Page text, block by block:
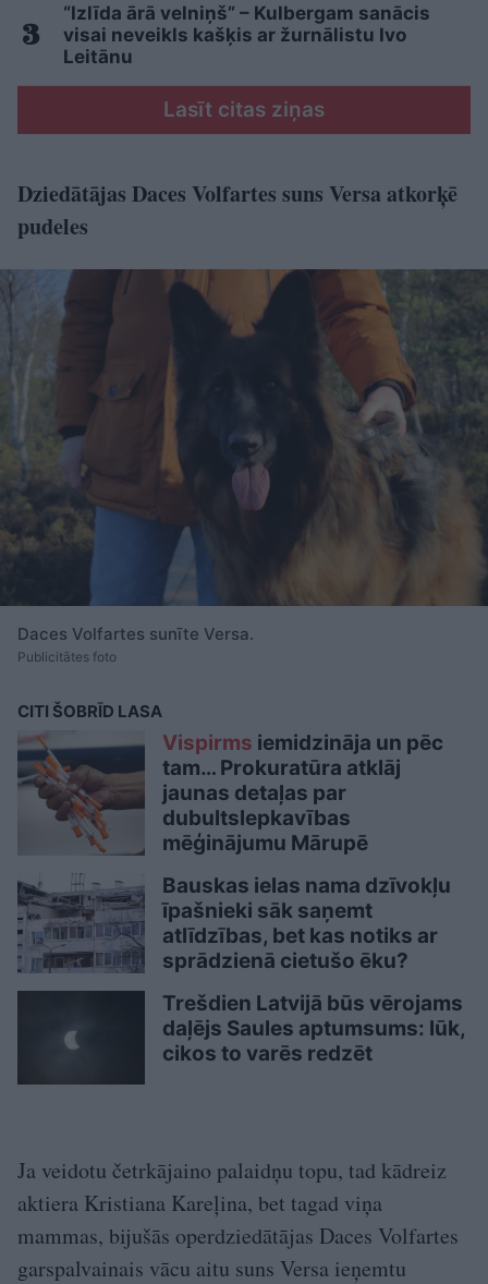
“Izlīda ārā velniņš” – Kulbergam sanācis
visai neveikls kašķis ar žurnālistu Ivo
Leitānu
Lasīt citas ziņas
Dziedātājas Daces Volfartes suns Versa atkorķē
pudeles
Daces Volfartes sunīte Versa.
Publicitātes foto
CITI ŠOBRĪD LASA
Vispirms iemidzināja un pēc
tam… Prokuratūra atklāj
jaunas detaļas par
dubultslepkavības
mēģinājumu Mārupē
Bauskas ielas nama dzīvokļu
īpašnieki sāk saņemt
atlīdzības, bet kas notiks ar
sprādzienā cietušo ēku?
Trešdien Latvijā būs vērojams
daļējs Saules aptumsums: lūk,
cikos to varēs redzēt
Ja veidotu četrkājaino palaidņu topu, tad kādreiz
aktiera Kristiana Kareļina, bet tagad viņa
mammas, bijušās operdziedātājas Daces Volfartes
garspalvainais vācu aitu suns Versa ieņemtu